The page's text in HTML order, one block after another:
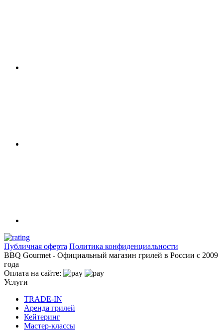
Публичная оферта Политика конфиденциальности
BBQ Gourmet - Официальный магазин грилей в России с 2009
года
Оплата на сайте:
Услуги
TRADE-IN
Аренда грилей
Кейтеринг
Мастер-классы